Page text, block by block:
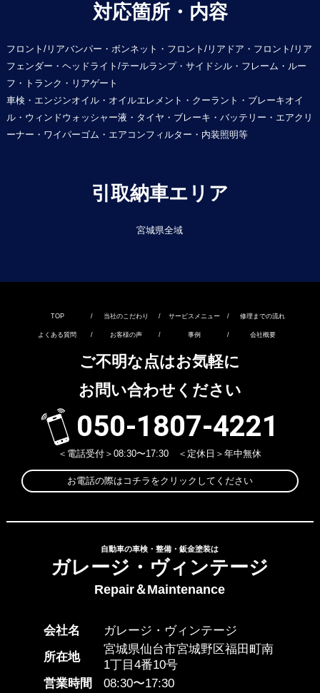
対応箇所・内容
フロント/リアバンパー・ボンネット・フロント/リアドア・フロント/リア
フェンダー・ヘッドライト/テールランプ・サイドシル・フレーム・ルー
フ・トランク・リアゲート
車検・エンジンオイル・オイルエレメント・クーラント・ブレーキオイ
ル・ウィンドウォッシャー液・タイヤ・ブレーキ・バッテリー・エアクリ
ーナー・ワイパーゴム・エアコンフィルター・内装照明等
引取納車エリア
宮城県全域
TOP / 当社のこだわり / サービスメニュー / 修理までの流れ
よくある質問 / お客様の声 / 事例 / 会社概要
ご不明な点はお気軽に
お問い合わせください
050-1807-4221
＜電話受付＞08:30〜17:30 ＜定休日＞年中無休
お電話の際はコチラをクリックしてください
自動車の車検・整備・鈑金塗装は
ガレージ・ヴィンテージ
Repair＆Maintenance
会社名
ガレージ・ヴィンテージ
所在地
宮城県仙台市宮城野区福田町南
1丁目4番10号
営業時間
08:30〜17:30